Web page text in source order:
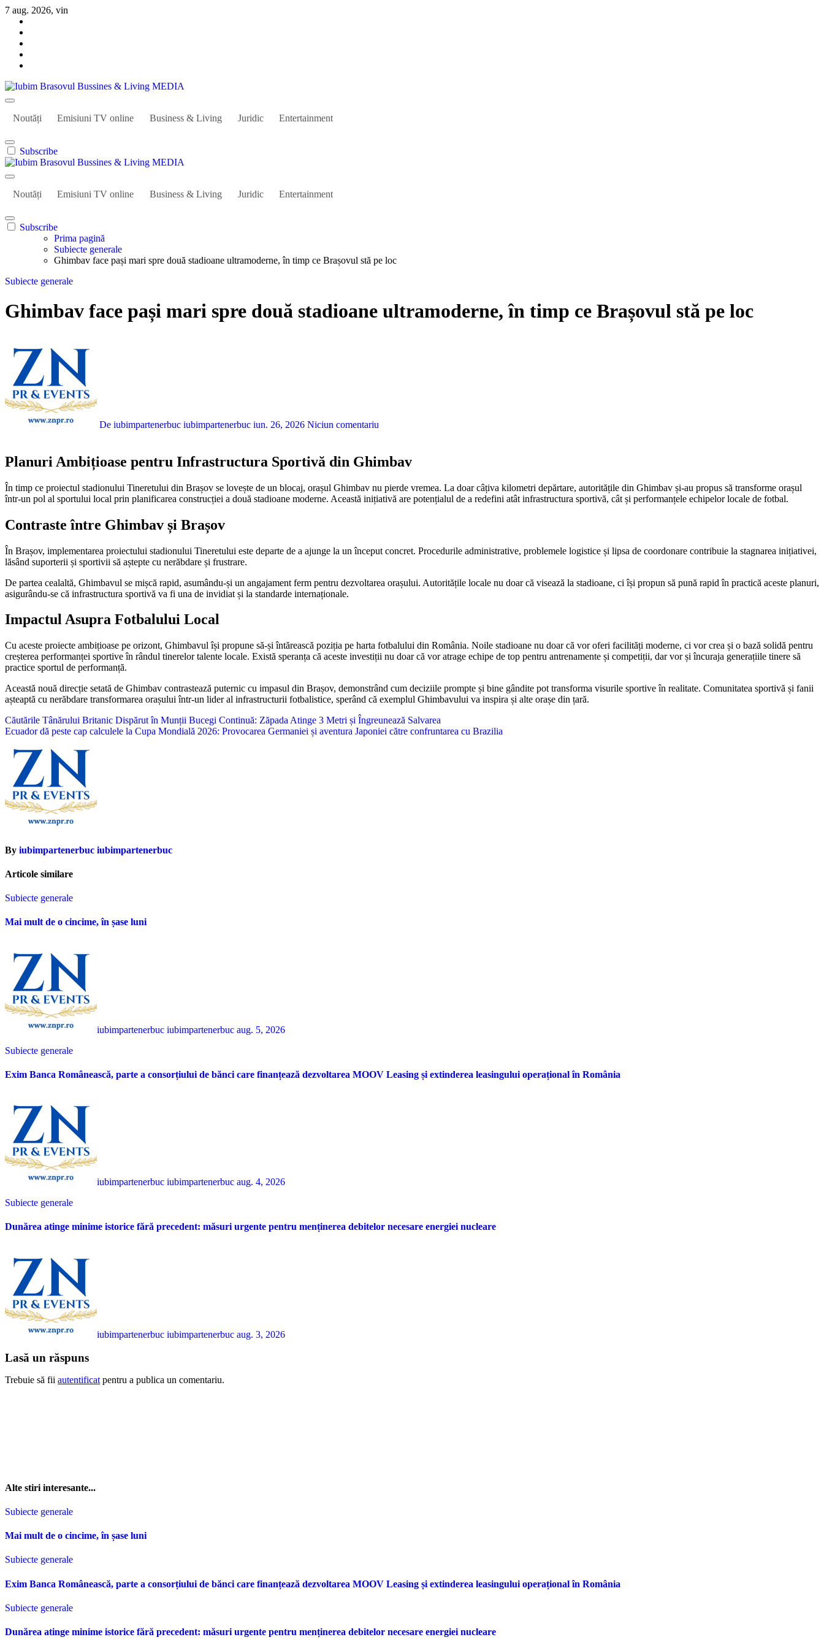
Sari
conținut
7 aug. 2026, vin
Noutăți
Emisiuni TV online Business & Living Juridic Entertainment
Subscribe
Noutăți
Emisiuni TV online Business & Living Juridic Entertainment
Subscribe
Prima pagină
Subiecte generale
Ghimbav face pași mari spre două stadioane ultramoderne, în timp ce Brașovul stă pe loc
Subiecte generale
Ghimbav face pași mari spre două stadioane ultramoderne, în timp ce Brașovul stă pe loc
De iubimpartenerbuc iubimpartenerbuc iun. 26, 2026 Niciun comentariu
Planuri Ambițioase pentru Infrastructura Sportivă din Ghimbav
În timp ce proiectul stadionului Tineretului din Brașov se lovește de un blocaj, orașul Ghimbav nu pierde vremea. La doar câțiva kilometri depărtare, autoritățile din Ghimbav și-au propus să transforme orașul
într-un pol al sportului local prin planificarea construcției a două stadioane moderne. Această inițiativă are potențialul de a redefini atât infrastructura sportivă, cât și performanțele echipelor locale de fotbal.
Contraste între Ghimbav și Brașov
În Brașov, implementarea proiectului stadionului Tineretului este departe de a ajunge la un început concret. Procedurile administrative, problemele logistice și lipsa de coordonare contribuie la stagnarea inițiativei,
lăsând suporterii și sportivii să aștepte cu nerăbdare și frustrare.
De partea cealaltă, Ghimbavul se mișcă rapid, asumându-și un angajament ferm pentru dezvoltarea orașului. Autoritățile locale nu doar că visează la stadioane, ci își propun să pună rapid în practică aceste planuri,
asigurându-se că infrastructura sportivă va fi una de invidiat și la standarde internaționale.
Impactul Asupra Fotbalului Local
Cu aceste proiecte ambițioase pe orizont, Ghimbavul își propune să-și întărească poziția pe harta fotbalului din România. Noile stadioane nu doar că vor oferi facilități moderne, ci vor crea și o bază solidă pentru
creșterea performanței sportive în rândul tinerelor talente locale. Există speranța că aceste investiții nu doar că vor atrage echipe de top pentru antrenamente și competiții, dar vor și încuraja generațiile tinere să
practice sportul de performanță.
Această nouă direcție setată de Ghimbav contrastează puternic cu impasul din Brașov, demonstrând cum deciziile prompte și bine gândite pot transforma visurile sportive în realitate. Comunitatea sportivă și fanii
așteaptă cu nerăbdare transformarea orașului într-un lider al infrastructurii fotbalistice, sperând că exemplul Ghimbavului va inspira și alte orașe din țară.
Navigare
în
articole
Căutările Tânărului Britanic Dispărut în Munții Bucegi Continuă: Zăpada Atinge 3 Metri și Îngreunează Salvarea
Ecuador dă peste cap calculele la Cupa Mondială 2026: Provocarea Germaniei și aventura Japoniei către confruntarea cu Brazilia
By iubimpartenerbuc iubimpartenerbuc
Articole similare
Subiecte generale
Mai mult de o cincime, în șase luni
iubimpartenerbuc iubimpartenerbuc aug. 5, 2026
Subiecte generale
Exim Banca Românească, parte a consorțiului de bănci care finanțează dezvoltarea MOOV Leasing și extinderea leasingului operațional în România
iubimpartenerbuc iubimpartenerbuc aug. 4, 2026
Subiecte generale
Dunărea atinge minime istorice fără precedent: măsuri urgente pentru menținerea debitelor necesare energiei nucleare
iubimpartenerbuc iubimpartenerbuc aug. 3, 2026
Lasă un răspuns
Trebuie să fii autentificatpentru a publica un comentariu.
Alte stiri interesante...
Subiecte generale
Mai mult de o cincime, în șase luni
Subiecte generale
Exim Banca Românească, parte a consorțiului de bănci care finanțează dezvoltarea MOOV Leasing și extinderea leasingului operațional în România
Subiecte generale
Dunărea atinge minime istorice fără precedent: măsuri urgente pentru menținerea debitelor necesare energiei nucleare